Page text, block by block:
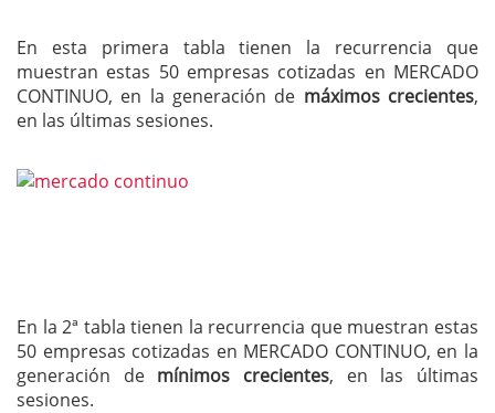
En esta primera tabla tienen la recurrencia que
muestran estas 50 empresas cotizadas en MERCADO
CONTINUO, en la generación de máximos crecientes,
en las últimas sesiones.
En la 2ª tabla tienen la recurrencia que muestran estas
50 empresas cotizadas en MERCADO CONTINUO, en la
generación de mínimos crecientes, en las últimas
sesiones.